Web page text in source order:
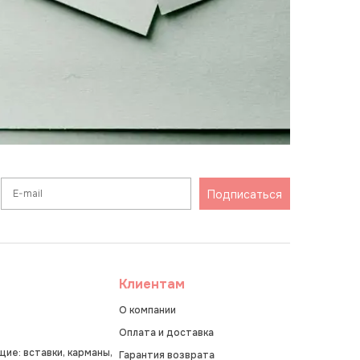
Подписаться
вставки, карманы,
Клиентам
О компании
Оплата и доставка
Гарантия возврата